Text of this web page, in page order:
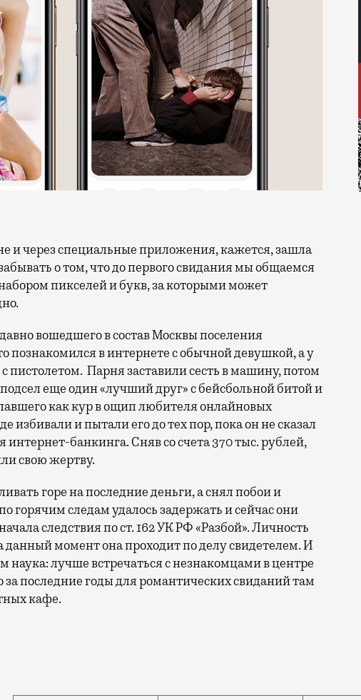
о том, что до первого свидания мы общаемся
пикселей и букв, за которыми может
вошедшего в состав Москвы поселения
познакомился в интернете с обычной девушкой, а у
пистолетом. Парня заставили сесть в машину, потом
еще один «лучший друг» с бейсбольной битой и
как кур в ощип любителя онлайновых
избивали и пытали его до тех пор, пока он не сказал
интернет-банкинга. Сняв со счета 370 тыс. рублей,
свою жертву.
горе на последние деньги, а снял побои и
горячим следам удалось задержать и сейчас они
следствия по ст. 162 УК РФ «Разбой». Личность
момент она проходит по делу свидетелем. И
наука: лучше встречаться с незнакомцами в центре
последние годы для романтических свиданий там
кафе.
специальные приложения, кажется, зашла так